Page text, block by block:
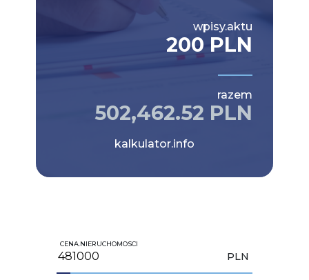
wpisy.aktu
200 PLN
razem
502,462.52 PLN
kalkulator.info
CENA.NIERUCHOMOSCI
PLN